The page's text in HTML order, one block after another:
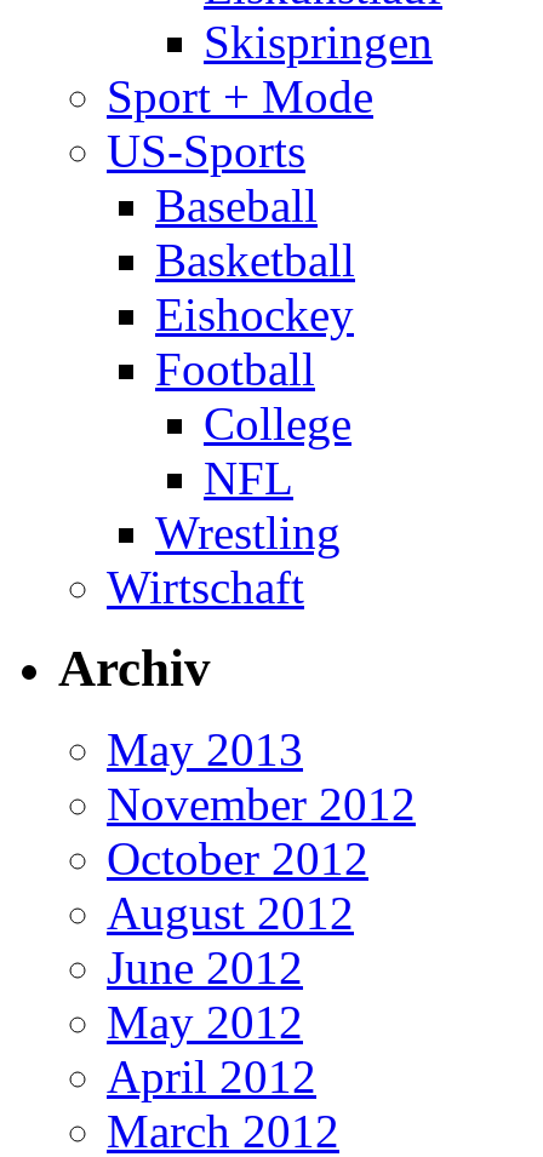
Skispringen
Sport + Mode
US-Sports
Baseball
Basketball
Eishockey
Football
College
NFL
Wrestling
Wirtschaft
Archiv
May 2013
November 2012
October 2012
August 2012
June 2012
May 2012
April 2012
March 2012